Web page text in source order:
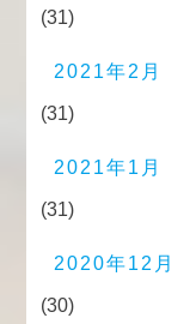
(31)
2021年2月
(31)
2021年1月
(31)
2020年12月
(30)